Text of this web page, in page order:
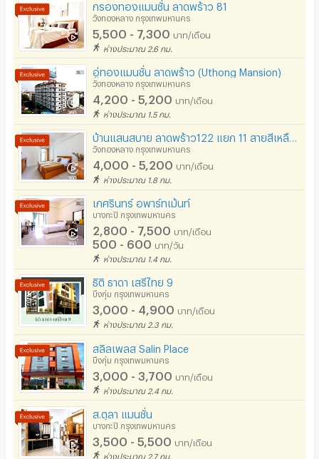
ร้านขายอาหาร
ร้านค้า สะดวกซื้อ
ร้านทำผม-เสริมสวย
สถานี charge รถไฟฟ้า
กรองทองแมนชั่น ลาดพร้าว 81
วังทองหลาง กรุงเทพมหานคร
5,500 - 7,300 บาท/เดือน
ห่างประมาณ 2.6 กม.
อู่ทองแมนชั่น ลาดพร้าว (Uthong Mansion)
วังทองหลาง กรุงเทพมหานคร
4,200 - 5,200 บาท/เดือน
ห่างประมาณ 1.5 กม.
วังทองหลาง กรุงเทพมหานคร
4,000 - 5,200 บาท/เดือน
ห่างประมาณ 1.8 กม.
เกศรินทร์ อพาร์ทเม้นท์
บางกะปิ กรุงเทพมหานคร
2,800 - 7,500 บาท/เดือน
500 - 600 บาท/วัน
ห่างประมาณ 1.4 กม.
ธิติ ธาดา เสรีไทย 9
บึงกุ่ม กรุงเทพมหานคร
3,000 - 4,900 บาท/เดือน
ห่างประมาณ 2.3 กม.
สลิลเพลส Salin Place
บึงกุ่ม กรุงเทพมหานคร
3,000 - 3,700 บาท/เดือน
ห่างประมาณ 2.4 กม.
ส.ตุลา แมนชั่น
บางกะปิ กรุงเทพมหานคร
3,500 - 5,500 บาท/เดือน
ห่างประมาณ 2.7 กม.